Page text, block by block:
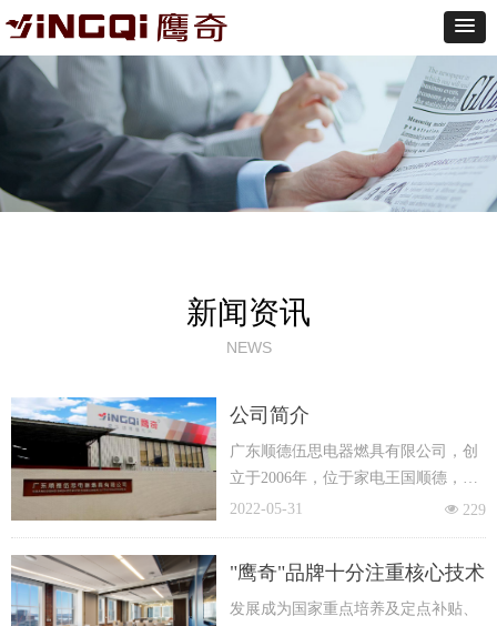
公司简介
广东顺德伍思电器燃具有限公司，创
立于2006年，位于家电王国顺德，以
环保，清新能源--沼气，其灶具，热
对象及定点补贴供应商，在2010年，
伍思公司在保持生活产品销售稳定增
넶 229
2022-05-31
"鹰奇"品牌十分注重核心技术
的创新研发，引进多条全新
发展成为国家重点培养及定点补贴、
新闻资讯
NEWS